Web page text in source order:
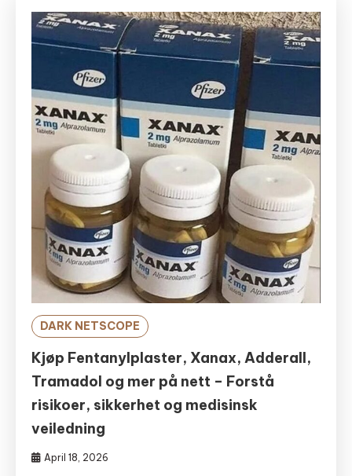
DARK NETSCOPE
Kjøp Fentanylplaster, Xanax, Adderall,
Tramadol og mer på nett – Forstå
risikoer, sikkerhet og medisinsk
veiledning
April 18, 2026